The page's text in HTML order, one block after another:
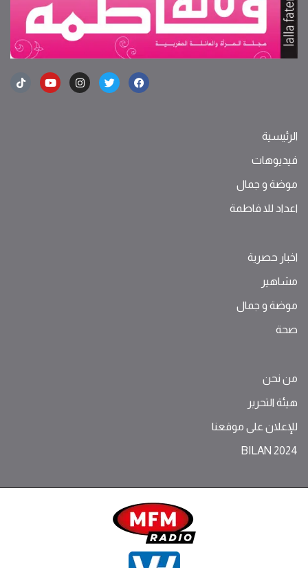
الرئيسية
فيديوهات
موضة ‫و‬ ‫‬‫جمال‬
اعداد للا فاطمة
اخبار حصرية
مشاهير
موضة ‫و‬ ‫‬‫جمال‬
صحة
من نحن
هيئة التحرير
للإعلان على موقعنا
BILAN 2024